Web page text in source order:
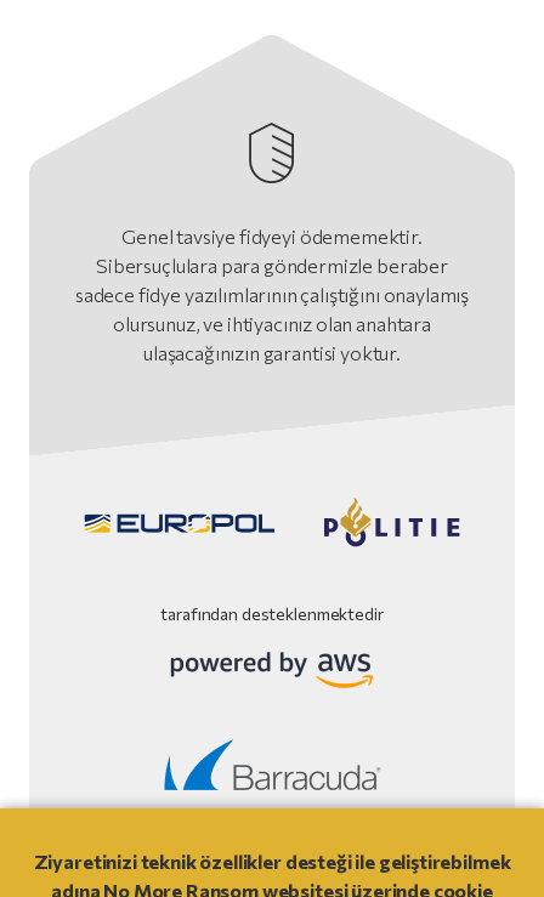
Genel tavsiye fidyeyi ödememektir.
Sibersuçlulara para göndermizle beraber
sadece fidye yazılımlarının çalıştığını onaylamış
olursunuz, ve ihtiyacınız olan anahtara
ulaşacağınızın garantisi yoktur.
tarafından desteklenmektedir
WebSitesi Sorumluluk Reddi
Ziyaretinizi teknik özellikler desteği ile geliştirebilmek
adına No More Ransom websitesi üzerinde cookie